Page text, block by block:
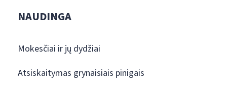
NAUDINGA
Mokesčiai ir jų dydžiai
Atsiskaitymas grynaisiais pinigais